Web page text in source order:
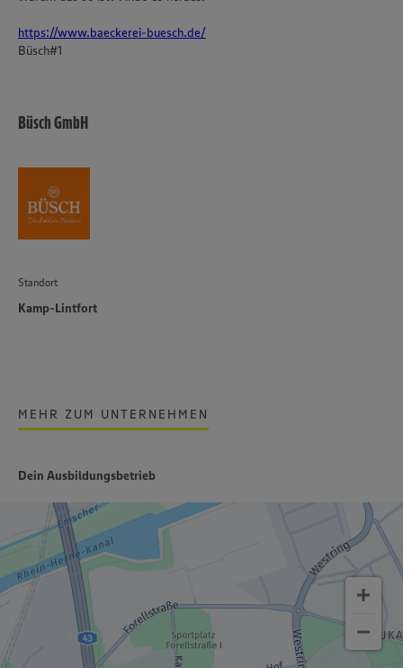
https://www.baeckerei-buesch.de/
Büsch#1
Büsch GmbH
Standort
Kamp-Lintfort
MEHR ZUM UNTERNEHMEN
Dein Ausbildungsbetrieb